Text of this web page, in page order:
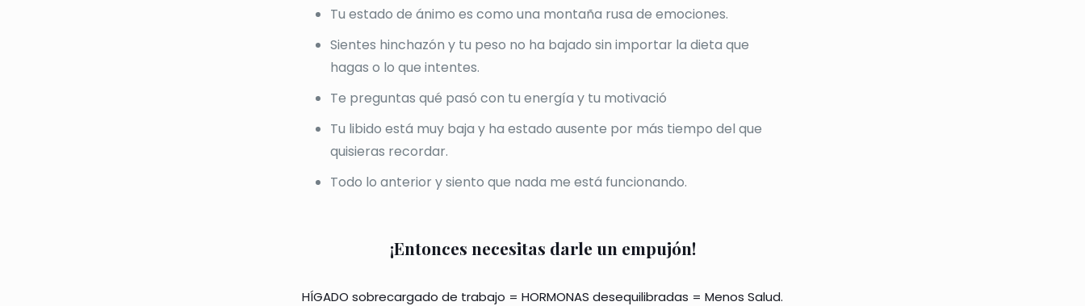
Tu estado de ánimo es como una montaña rusa de emociones.
Sientes hinchazón y tu peso no ha bajado sin importar la dieta que
hagas o lo que intentes.
Te preguntas qué pasó con tu energía y tu motivació
Tu libido está muy baja y ha estado ausente por más tiempo del que
quisieras recordar.
Todo lo anterior y siento que nada me está funcionando.
¡Entonces necesitas darle un empujón!
HÍGADO sobrecargado de trabajo = HORMONAS desequilibradas = Menos Salud.